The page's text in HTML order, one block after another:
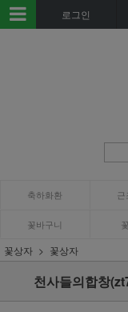
로그인
축하화환 근
꽃바구니
꽃상자 꽃상자
천사들의합창